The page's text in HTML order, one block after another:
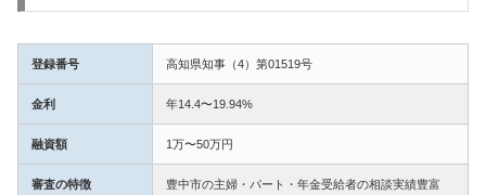
登録番号 高知県知事（4）第01519号
金利 年14.4〜19.94%
融資額 1万〜50万円
審査の特徴 豊中市の主婦・パート・年金受給者の相談実績豊富